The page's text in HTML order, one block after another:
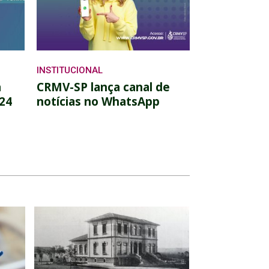
INSTITUCIONAL
CRMV-SP lança canal de
notícias no WhatsApp